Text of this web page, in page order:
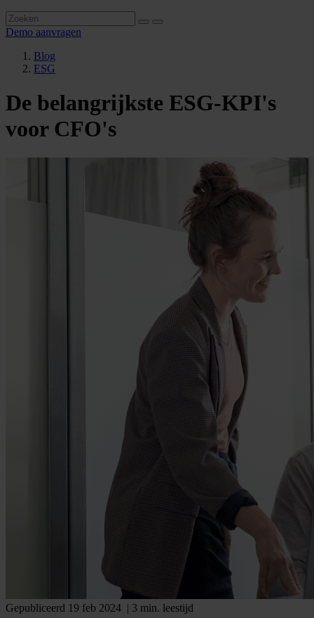
Demo aanvragen
Blog
ESG
De belangrijkste ESG-KPI's
voor CFO's
Gepubliceerd 19 feb 2024 | 3 min. leestijd